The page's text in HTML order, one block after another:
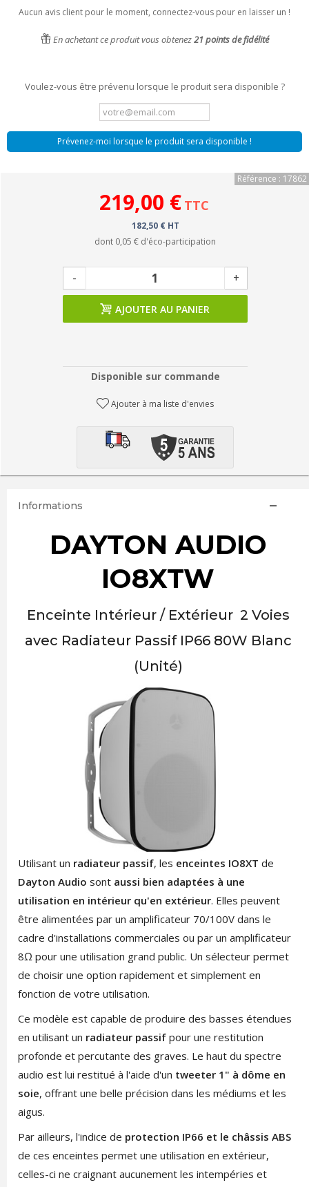
Aucun avis client pour le moment, connectez-vous pour en laisser un !
En achetant ce produit vous obtenez21 points de fidélité
Voulez-vous être prévenu lorsque le produit sera disponible ?
Prévenez-moi lorsque le produit sera disponible !
Référence : 17862
219,00 € TTC
182,50 € HT
dont 0,05 € d'éco-participation
- +
AJOUTER AU PANIER
Disponible sur commande
Ajouter à ma liste d'envies
Informations
DAYTON AUDIO
IO8XTW
Enceinte Intérieur / Extérieur 2 Voies
avec Radiateur Passif IP66 80W Blanc
(Unité)
Utilisant un radiateur passif, les enceintes IO8XT de
Dayton Audio sont aussi bien adaptées à une
utilisation en intérieur qu'en extérieur. Elles peuvent
être alimentées par un amplificateur 70/100V dans le
cadre d'installations commerciales ou par un amplificateur
8Ω pour une utilisation grand public. Un sélecteur permet
de choisir une option rapidement et simplement en
fonction de votre utilisation.
Ce modèle est capable de produire des basses étendues
en utilisant un radiateur passifpour une restitution
profonde et percutante des graves. Le haut du spectre
audio est lui restitué à l'aide d'un tweeter 1" à dôme en
soie, offrant une belle précision dans les médiums et les
aigus.
Par ailleurs, l'indice de protection IP66 et le châssis ABS
de ces enceintes permet une utilisation en extérieur,
celles-ci ne craignant aucunement les intempéries et